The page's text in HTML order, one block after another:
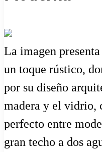
La imagen
un toque rústico,
por su diseño
madera y el vidrio,
perfecto entre
gran techo a dos